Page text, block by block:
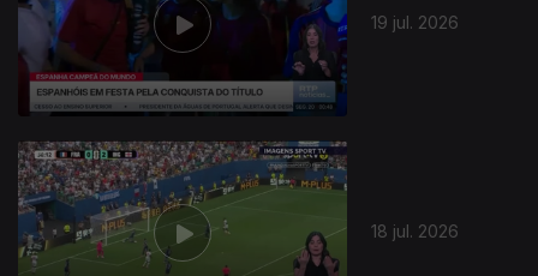
19 jul. 2026
18 jul. 2026
943515